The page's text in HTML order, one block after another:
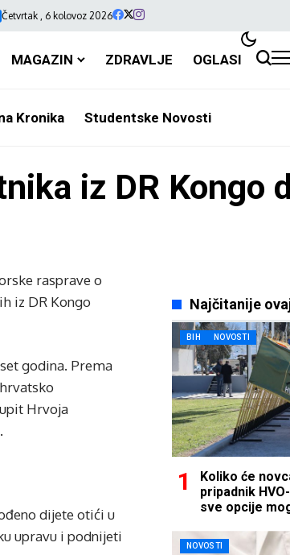
Četvrtak , 6 kolovoz 2026
MAGAZIN ZDRAVLJE OGLASI
Kronika Studentske Novosti
iz DR Kongo
rasprave o
iz DR Kongo
godina. Prema
Hrvoja
dijete otići u
upravu i podnijeti
Najčitanije
BIH NOVOSTI
Koliko će
pripadnik
sve opcije
NOVOSTI